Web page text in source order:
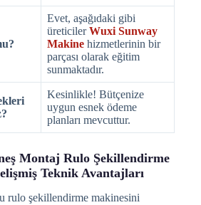
Evet, aşağıdaki gibi
üreticilerWuxi Sunway
Makinehizmetlerinin bir
parçası olarak eğitim
sunmaktadır.
Kesinlikle! Bütçenize
uygun esnek ödeme
planları mevcuttur.
Montaj Rulo Şekillendirme
Teknik Avantajları
rulo şekillendirme makinesini